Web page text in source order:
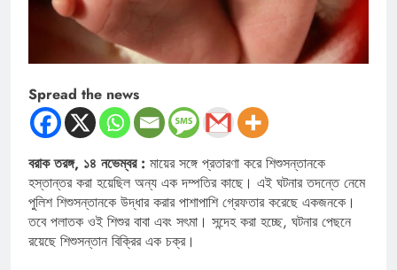
Spread the news
বরাক তরঙ্গ, ১৪ নভেম্বর : মায়ের সঙ্গে প্রতারণা করে শিশুসন্তানকে
হস্তান্তর করা হয়েছিল অন্য এক দম্পতির কাছে। এই ঘটনার তদন্তে নেমে
পুলিশ শিশুসন্তানকে উদ্ধার করার পাশাপাশি গ্রেফতার করেছে একজনকে।
তবে পলাতক ওই শিশুর বাবা এবং সৎমা। সন্দেহ করা হচ্ছে, ঘটনার পেছনে
রয়েছে শিশুসন্তান বিক্রির এক চক্র।